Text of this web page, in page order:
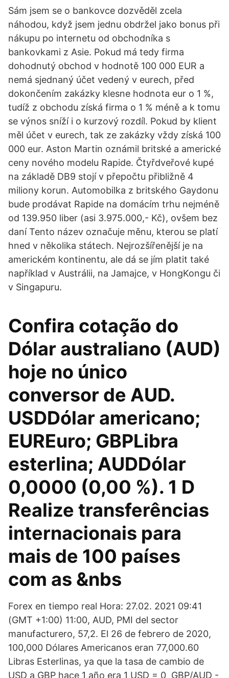
Sám jsem se o bankovce dozvěděl zcela
náhodou, když jsem jednu obdržel jako bonus při
nákupu po internetu od obchodníka s
bankovkami z Asie. Pokud má tedy firma
dohodnutý obchod v hodnotě 100 000 EUR a
nemá sjednaný účet vedený v eurech, před
dokončením zakázky klesne hodnota eur o 1 %,
tudíž z obchodu získá firma o 1 % méně a k tomu
se výnos sníží i o kurzový rozdíl. Pokud by klient
měl účet v eurech, tak ze zakázky vždy získá 100
000 eur. Aston Martin oznámil britské a americké
ceny nového modelu Rapide. Čtyřdveřové kupé
na základě DB9 stojí v přepočtu přibližně 4
miliony korun. Automobilka z britského Gaydonu
bude prodávat Rapide na domácím trhu nejméně
od 139.950 liber (asi 3.975.000,- Kč), ovšem bez
daní Tento název označuje měnu, kterou se platí
hned v několika státech. Nejrozšířenější je na
americkém kontinentu, ale dá se jím platit také
například v Austrálii, na Jamajce, v HongKongu či
v Singapuru.
Confira cotação do
Dólar australiano (AUD)
hoje no único
conversor de AUD.
USDDólar americano;
EUREuro; GBPLibra
esterlina; AUDDólar
0,0000 (0,00 %). 1 D
Realize transferências
internacionais para
mais de 100 países
com as &nbs
Forex en tiempo real Hora: 27.02. 2021 09:41
(GMT +1:00) 11:00, AUD, PMI del sector
manufacturero, 57,2. El 26 de febrero de 2020,
100,000 Dólares Americanos eran 77,000.60
Libras Esterlinas, ya que la tasa de cambio de
USD a GBP hace 1 año era 1 USD = 0 GBP/AUD -